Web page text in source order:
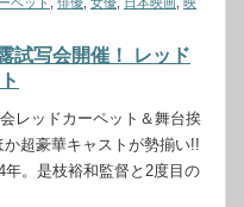
試写会開催！ レッド
レッドカーペット＆​舞台挨
超豪華キャストが勢揃い!!
年。是枝裕和監督と2度目の